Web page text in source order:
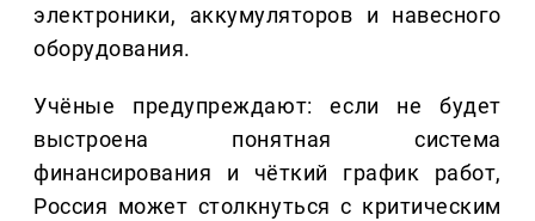
электроники, аккумуляторов и навесного
оборудования.
Учёные предупреждают: если не будет
выстроена понятная система
финансирования и чёткий график работ,
Россия может столкнуться с критическим